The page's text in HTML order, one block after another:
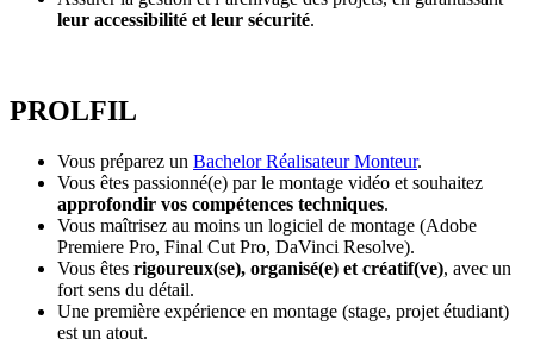
leur accessibilité et leur sécurité.
PROLFIL
Vous préparez un Bachelor Réalisateur Monteur.
Vous êtes passionné(e) par le montage vidéo et souhaitez
approfondir vos compétences techniques.
Vous maîtrisez au moins un logiciel de montage (Adobe
Premiere Pro, Final Cut Pro, DaVinci Resolve).
Vous êtes rigoureux(se), organisé(e) et créatif(ve), avec un
fort sens du détail.
Une première expérience en montage (stage, projet étudiant)
est un atout.